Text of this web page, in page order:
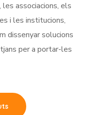
les associacions, els
i les institucions,
dissenyar solucions
per a portar-les